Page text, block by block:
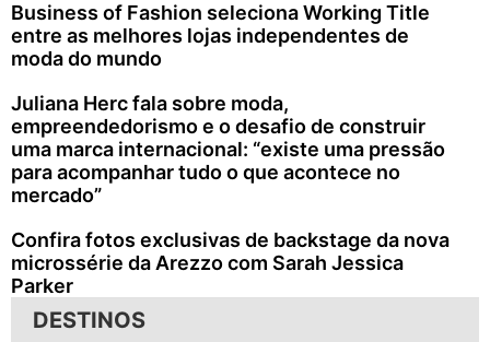
Business of Fashion seleciona Working Title
entre as melhores lojas independentes de
moda do mundo
Juliana Herc fala sobre moda,
empreendedorismo e o desafio de construir
uma marca internacional: “existe uma pressão
para acompanhar tudo o que acontece no
mercado”
Confira fotos exclusivas de backstage da nova
microssérie da Arezzo com Sarah Jessica
Parker
DESTINOS